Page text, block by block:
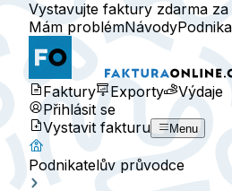
Vystavujte faktury zdarma
Mám problémNávody
Faktury Exporty
Výdaje
Přihlásit se
Vystavit fakturu
Menu
Podnikatelův průvodce